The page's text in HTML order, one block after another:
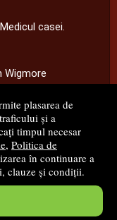
plasarea de
și a
timpul necesar
, Politica de
în continuare a
clauze și condiții.
casei.
Wigmore
S.R.L.
Soft